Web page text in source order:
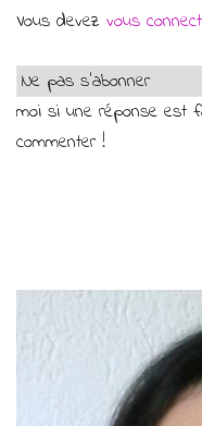
Vous devez vous
moi si une réponse est
commenter !